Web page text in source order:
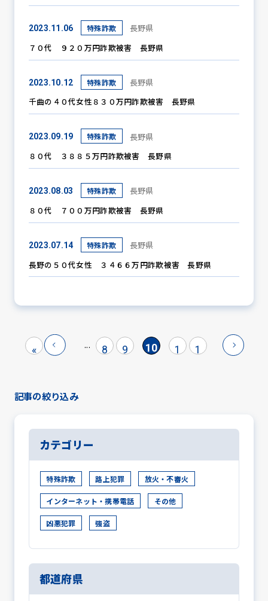
2023.11.06 特殊詐欺
長野県
７０代 ９２０万円詐欺被害 長野県
2023.10.12 特殊詐欺
長野県
千曲の４０代女性８３０万円詐欺被害 長野県
2023.09.19 特殊詐欺
長野県
８０代 ３８８５万円詐欺被害 長野県
2023.08.03 特殊詐欺
長野県
８０代 ７００万円詐欺被害 長野県
2023.07.14 特殊詐欺
長野県
長野の５０代女性 ３４６６万円詐欺被害 長野県
« ... 8 9 10
1
1
記事の絞り込み
カテゴリー
特殊詐欺 路上犯罪 放火・不審火
インターネット・携帯電話 その他
凶悪犯罪 強盗
都道府県